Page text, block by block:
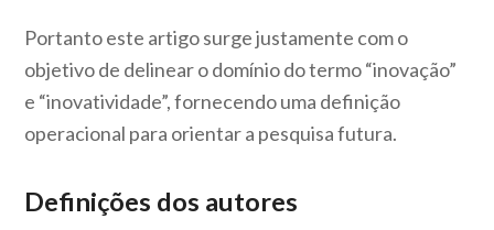
Portanto este artigo surge justamente com o
objetivo de delinear o domínio do termo “inovação”
e “inovatividade”, fornecendo uma definição
operacional para orientar a pesquisa futura.
Definições dos autores